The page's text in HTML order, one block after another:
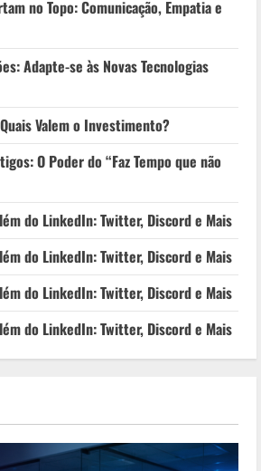
no Topo: Comunicação, Empatia e
Adapte-se às Novas Tecnologias
Valem o Investimento?
O Poder do “Faz Tempo que não
do LinkedIn: Twitter, Discord e Mais
do LinkedIn: Twitter, Discord e Mais
do LinkedIn: Twitter, Discord e Mais
do LinkedIn: Twitter, Discord e Mais